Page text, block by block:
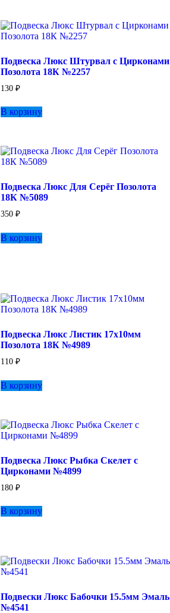
Подвеска Люкс Штурвал с Цирконами
Позолота 18К №2257
130₽
В корзину
Подвеска Люкс Для Серёг Позолота
18К №5089
350₽
В корзину
Подвеска Люкс Листик 17х10мм
Позолота 18К №4989
110₽
В корзину
Подвеска Люкс Рыбка Скелет с
Цирконами №4899
180₽
В корзину
Подвески Люкс Бабочки 15.5мм Эмаль
№4541